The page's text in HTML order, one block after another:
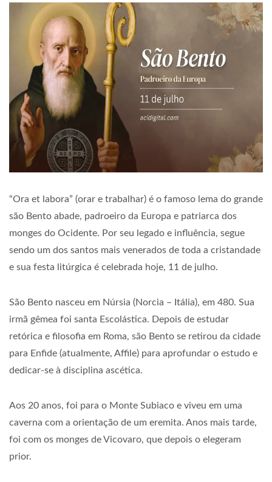
“Ora et labora” (orar e trabalhar) é o famoso lema do grande
são Bento abade, padroeiro da Europa e patriarca dos
monges do Ocidente. Por seu legado e influência, segue
sendo um dos santos mais venerados de toda a cristandade
e sua festa litúrgica é celebrada hoje, 11 de julho.
São Bento nasceu em Núrsia (Norcia – Itália), em 480. Sua
irmã gêmea foi santa Escolástica. Depois de estudar
retórica e filosofia em Roma, são Bento se retirou da cidade
para Enfide (atualmente, Affile) para aprofundar o estudo e
dedicar-se à disciplina ascética.
Aos 20 anos, foi para o Monte Subiaco e viveu em uma
caverna com a orientação de um eremita. Anos mais tarde,
foi com os monges de Vicovaro, que depois o elegeram
prior.